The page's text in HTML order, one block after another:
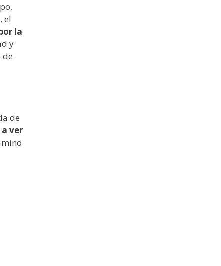
el
la
y
de
de
a ver